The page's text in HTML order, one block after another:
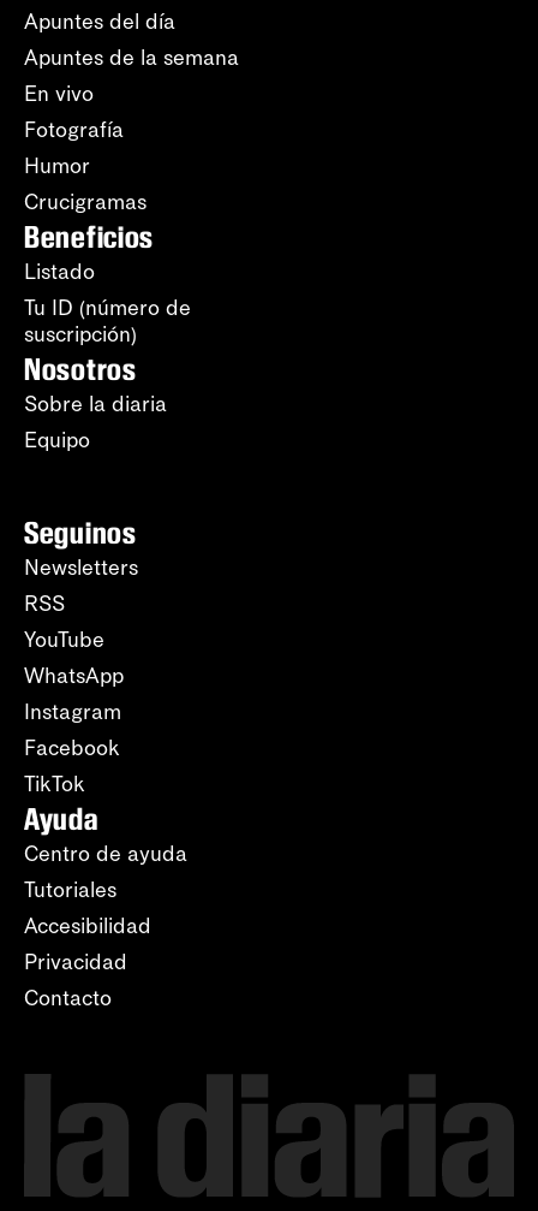
Apuntes del día
Apuntes de la semana
En vivo
Fotografía
Humor
Crucigramas
Beneficios
Listado
Tu ID (número de
suscripción)
Nosotros
Sobre la diaria
Equipo
Seguinos
Newsletters
RSS
YouTube
WhatsApp
Instagram
Facebook
TikTok
Ayuda
Centro de ayuda
Tutoriales
Accesibilidad
Privacidad
Contacto